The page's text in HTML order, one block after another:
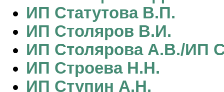
ИП Статутова В.П.
ИП Столяров В.И.
ИП Столярова А.В./ИП
ИП Строева Н.Н.
ИП Ступин А.Н.